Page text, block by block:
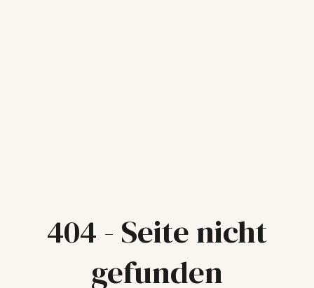
404 - Seite nicht
gefunden